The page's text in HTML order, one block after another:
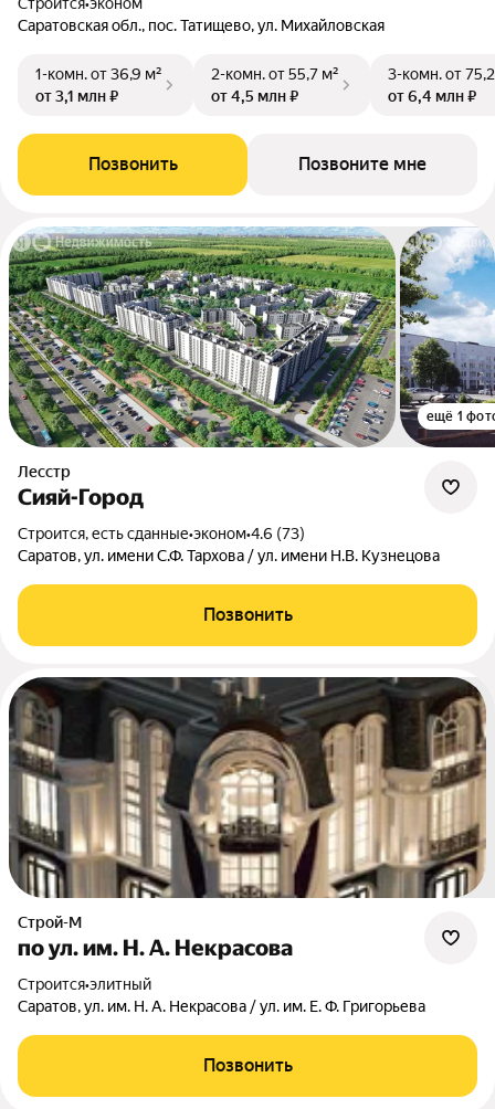
Саратовская обл., пос. Татищево, ул. Михайловская
1-комн.от 36,9 м²
от 3,1 млн ₽
2-комн.от 55,7 м²
от 4,5 млн ₽
3-комн.от
от 6,4 млн ₽
Позвонить Позвоните мне
ещё 1
Лесстр
Сияй-Город
Строится, есть сданные•эконом•4.6 (73)
Саратов, ул. имени С.Ф. Тархова / ул. имени Н.В. Кузнецова
Позвонить
Строй-М
по ул. им. Н. А. Некрасова
Строится•элитный
Саратов, ул. им. Н. А. Некрасова / ул. им. Е. Ф. Григорьева
Позвонить